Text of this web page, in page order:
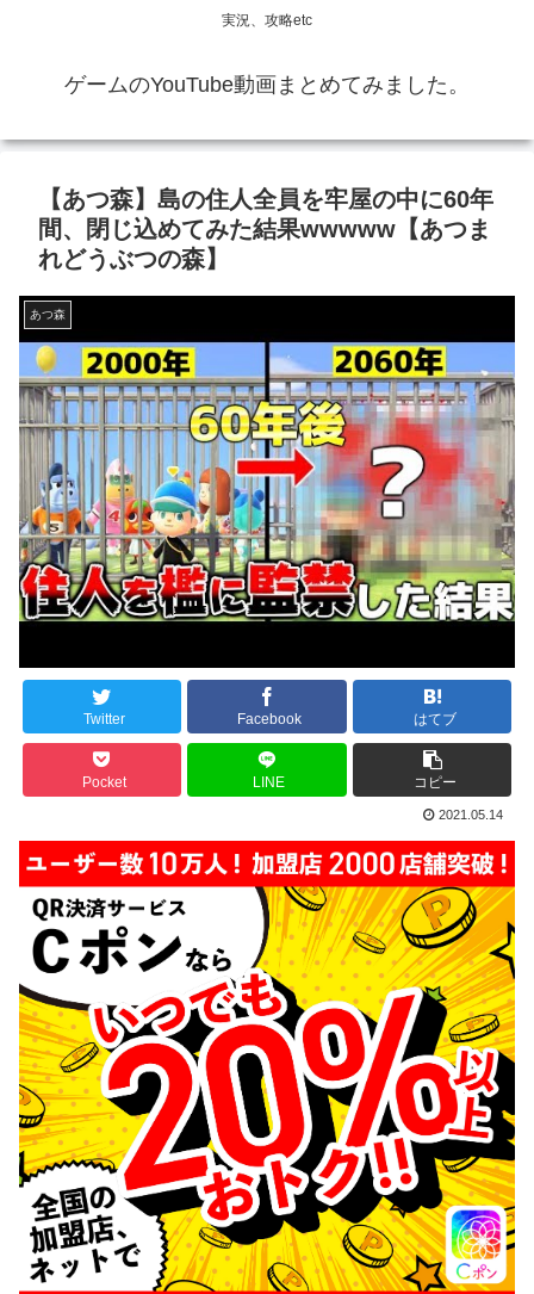
実況、攻略etc
ゲームのYouTube動画まとめてみました。
【あつ森】島の住人全員を牢屋の中に60年
間、閉じ込めてみた結果wwwww【あつま
れどうぶつの森】
あつ森
Twitter Facebook はてブ
Pocket LINE コピー
2021.05.14